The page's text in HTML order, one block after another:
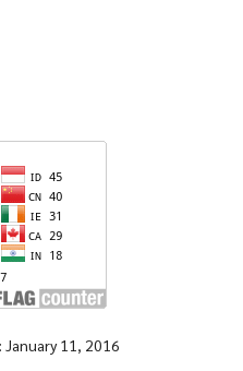
11, 2016